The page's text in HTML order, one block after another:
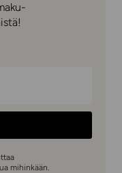
mihinkään.